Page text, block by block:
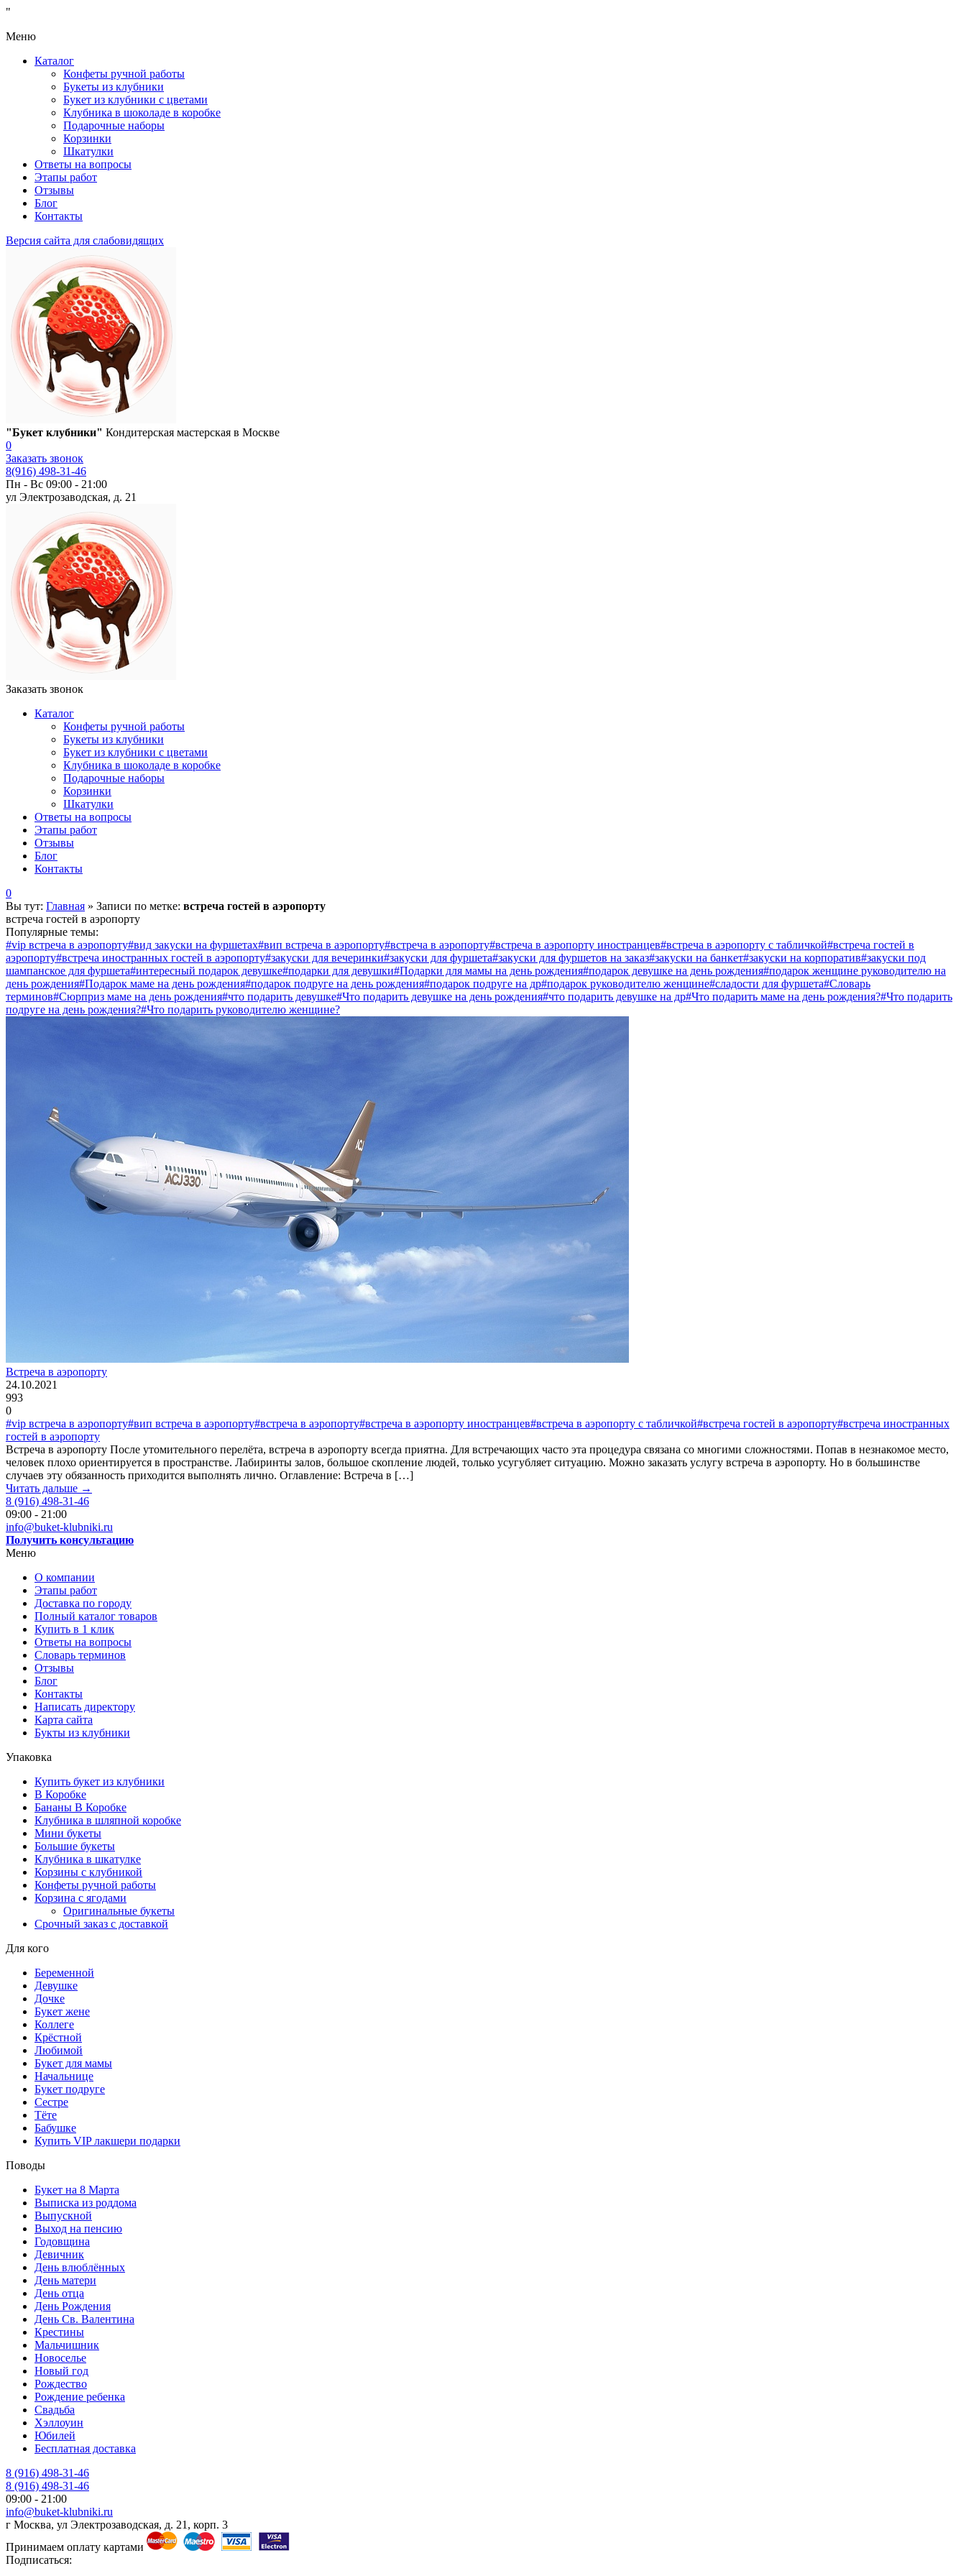
"
Меню
Каталог
Конфеты ручной работы
Букеты из клубники
Букет из клубники с цветами
Клубника в шоколаде в коробке
Подарочные наборы
Корзинки
Шкатулки
Ответы на вопросы
Этапы работ
Отзывы
Блог
Контакты
Версия сайта для слабовидящих
"Букет клубники" Кондитерская мастерская в Москве
0
Заказать звонок
8(916) 498-31-46
Пн - Вс 09:00 - 21:00
ул Электрозаводская, д. 21
Заказать звонок
Каталог
Конфеты ручной работы
Букеты из клубники
Букет из клубники с цветами
Клубника в шоколаде в коробке
Подарочные наборы
Корзинки
Шкатулки
Ответы на вопросы
Этапы работ
Отзывы
Блог
Контакты
0
Вы тут: Главная » Записи по метке: встреча гостей в аэропорту
встреча гостей в аэропорту
Популярные темы:
#vip встреча в аэропорту#вид закуски на фуршетах#вип встреча в аэропорту#встреча в аэропорту#встреча в аэропорту иностранцев#встреча в аэропорту с табличкой#встреча гостей в
аэропорту#встреча иностранных гостей в аэропорту#закуски для вечеринки#закуски для фуршета#закуски для фуршетов на заказ#закуски на банкет#закуски на корпоратив#закуски под
шампанское для фуршета#интересный подарок девушке#подарки для девушки#Подарки для мамы на день рождения#подарок девушке на день рождения#подарок женщине руководителю на
день рождения#Подарок маме на день рождения#подарок подруге на день рождения#подарок подруге на др#подарок руководителю женщине#сладости для фуршета#Словарь
терминов#Сюрприз маме на день рождения#что подарить девушке#Что подарить девушке на день рождения#что подарить девушке на др#Что подарить маме на день рождения?#Что подарить
подруге на день рождения?#Что подарить руководителю женщине?
Встреча в аэропорту
24.10.2021
993
0
#vip встреча в аэропорту#вип встреча в аэропорту#встреча в аэропорту#встреча в аэропорту иностранцев#встреча в аэропорту с табличкой#встреча гостей в аэропорту#встреча иностранных
гостей в аэропорту
Встреча в аэропорту После утомительного перелёта, встреча в аэропорту всегда приятна. Для встречающих часто эта процедура связана со многими сложностями. Попав в незнакомое место,
человек плохо ориентируется в пространстве. Лабиринты залов, большое скопление людей, только усугубляет ситуацию. Можно заказать услугу встреча в аэропорту. Но в большинстве
случаев эту обязанность приходится выполнять лично. Оглавление: Встреча в […]
Читать дальше →
8 (916) 498-31-46
09:00 - 21:00
info@buket-klubniki.ru
Получить консультацию
Меню
О компании
Этапы работ
Доставка по городу
Полный каталог товаров
Купить в 1 клик
Ответы на вопросы
Словарь терминов
Отзывы
Блог
Контакты
Написать директору
Карта сайта
Букты из клубники
Упаковка
Купить букет из клубники
В Коробке
Бананы В Коробке
Клубника в шляпной коробке
Мини букеты
Большие букеты
Клубника в шкатулке
Корзины с клубникой
Конфеты ручной работы
Корзина с ягодами
Оригинальные букеты
Срочный заказ с доставкой
Для кого
Беременной
Девушке
Дочке
Букет жене
Коллеге
Крёстной
Любимой
Букет для мамы
Начальнице
Букет подруге
Сестре
Тёте
Бабушке
Купить VIP лакшери подарки
Поводы
Букет на 8 Марта
Выписка из роддома
Выпускной
Выход на пенсию
Годовщина
Девичник
День влюблённых
День матери
День отца
День Рождения
День Св. Валентина
Крестины
Мальчишник
Новоселье
Новый год
Рождество
Рождение ребенка
Свадьба
Хэллоуин
Юбилей
Бесплатная доставка
8 (916) 498-31-46
8 (916) 498-31-46
09:00 - 21:00
info@buket-klubniki.ru
г Москва, ул Электрозаводская, д. 21, корп. 3
Принимаем оплату картами
Подписаться: